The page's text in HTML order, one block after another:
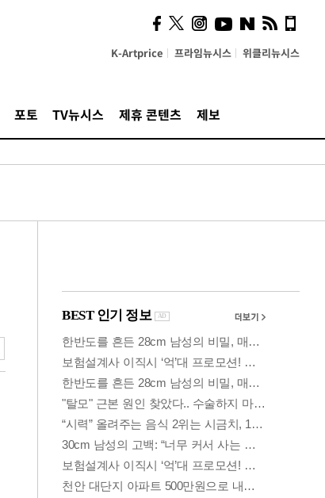
K-Artprice 프라임뉴시스 위클리뉴시스
포토 TV뉴시스 제휴 콘텐츠 제보
시, 스마트폰 액세서리에
NFC 더했다